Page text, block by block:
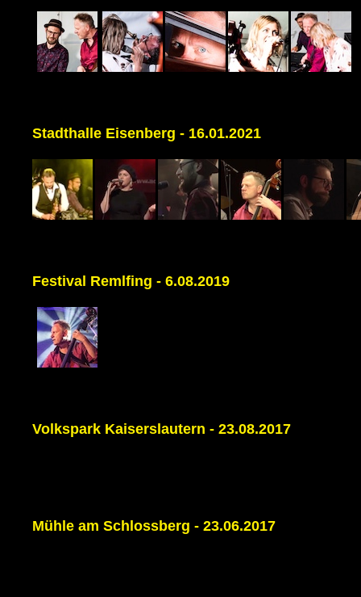
Stadthalle Eisenberg - 16.01.2021
Festival Remlfing - 6.08.2019
Volkspark Kaiserslautern - 23.08.2017
Mühle am Schlossberg - 23.06.2017